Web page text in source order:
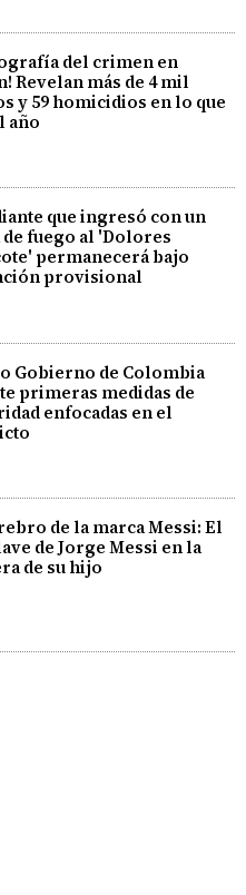
del crimen en
Revelan más de 4 mil
y 59 homicidios en lo que
año
que ingresó con un
de fuego al 'Dolores
permanecerá bajo
provisional
Gobierno de Colombia
primeras medidas de
enfocadas en el
de la marca Messi: El
de Jorge Messi en la
de su hijo